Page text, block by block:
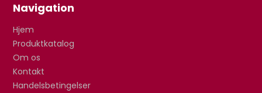
Navigation
Hjem
Produktkatalog
Om os
Kontakt
Handelsbetingelser